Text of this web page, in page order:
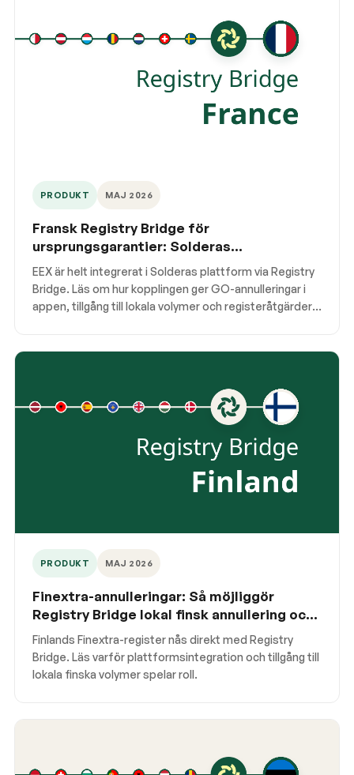
PRODUKT MAJ 2026
Fransk Registry Bridge för
ursprungsgarantier: Solderas
plattformsintegration med EEX
EEX är helt integrerat i Solderas plattform via Registry
Bridge. Läs om hur kopplingen ger GO-annulleringar i
appen, tillgång till lokala volymer och registeråtgärder i
PRODUKT MAJ 2026
Finextra-annulleringar: Så möjliggör
Registry Bridge lokal finsk annullering och
överföring av förnybart
Finlands Finextra-register nås direkt med Registry
Bridge. Läs varför plattformsintegration och tillgång till
lokala finska volymer spelar roll.